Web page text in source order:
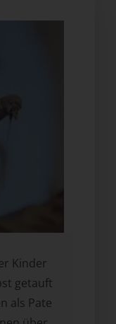
Kinder
getauft
als Pate